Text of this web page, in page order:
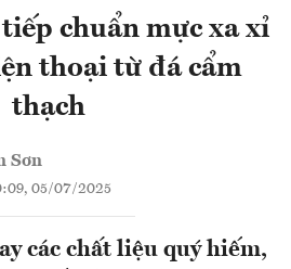
chuẩn mực xa xỉ
thoại từ đá cẩm
thạch
Sơn
05/07/2025
các chất liệu quý hiếm,